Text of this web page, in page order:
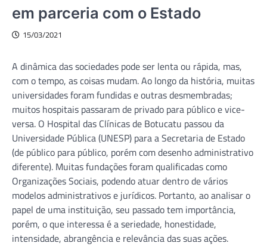
em parceria com o Estado
15/03/2021
A dinâmica das sociedades pode ser lenta ou rápida, mas,
com o tempo, as coisas mudam. Ao longo da história, muitas
universidades foram fundidas e outras desmembradas;
muitos hospitais passaram de privado para público e vice-
versa. O Hospital das Clínicas de Botucatu passou da
Universidade Pública (UNESP) para a Secretaria de Estado
(de público para público, porém com desenho administrativo
diferente). Muitas fundações foram qualificadas como
Organizações Sociais, podendo atuar dentro de vários
modelos administrativos e jurídicos. Portanto, ao analisar o
papel de uma instituição, seu passado tem importância,
porém, o que interessa é a seriedade, honestidade,
intensidade, abrangência e relevância das suas ações.